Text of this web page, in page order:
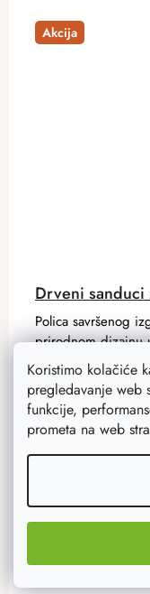
Koristimo kolačiće
pregledavanje web
funkcije,
prometa na web
Akcija
Drveni
79,90 €
99,90 €
Polica savršenog
prirodnom dizajnu
prostrana i na nju